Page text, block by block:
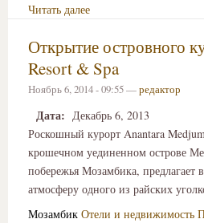
Читать далее
Открытие островного
Resort & Spa
Ноябрь 6, 2014 - 09:55 —редактор
Дата: Декабрь 6, 2013
Роскошный курорт Anantara
крошечном уединенном острове
побережья Мозамбика,
атмосферу одного из райских
Мозамбик Отели и недвижимость